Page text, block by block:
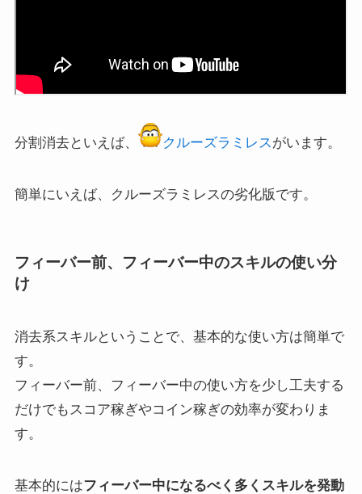
分割消去といえば、 クルーズラミレスがいます。
簡単にいえば、クルーズラミレスの劣化版です。
フィーバー前、フィーバー中のスキルの使い分
け
消去系スキルということで、基本的な使い方は簡単で
す。
フィーバー前、フィーバー中の使い方を少し工夫する
だけでもスコア稼ぎやコイン稼ぎの効率が変わりま
す。
基本的にはフィーバー中になるべく多くスキルを発動